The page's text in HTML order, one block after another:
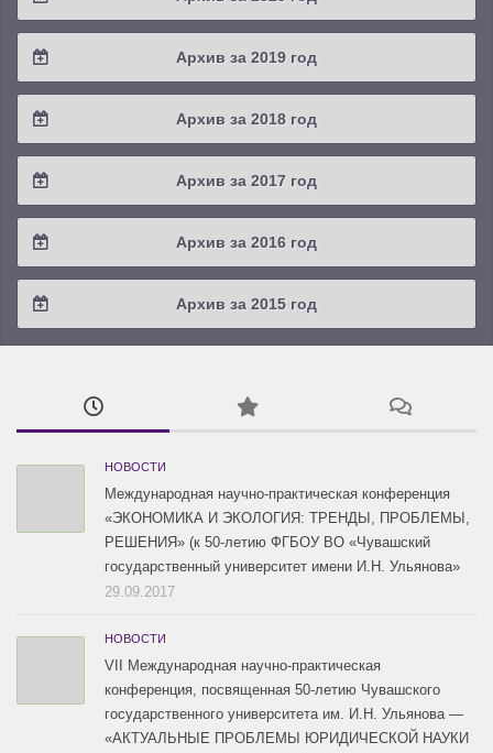
2022 / #1
2021 / #3
2021 / #1
2020 / #4
2020 / #3
2020 / #1
Архив за 2019 год
2019 / #4
2019 / #3
2019 / #1
Архив за 2018 год
2018 / #4
2018 / #3
2018 / #1
Архив за 2017 год
2017 / #4
2017 / #3
Архив за 2016 год
2016 / #4
2016 / #3
Архив за 2015 год
2015 / #3
2015 / #2
НОВОСТИ
Международная научно-практическая конференция
«ЭКОНОМИКА И ЭКОЛОГИЯ: ТРЕНДЫ, ПРОБЛЕМЫ,
РЕШЕНИЯ» (к 50-летию ФГБОУ ВО «Чувашский
государственный университет имени И.Н. Ульянова»
29.09.2017
НОВОСТИ
VII Международная научно-практическая
конференция, посвященная 50-летию Чувашского
государственного университета им. И.Н. Ульянова —
«АКТУАЛЬНЫЕ ПРОБЛЕМЫ ЮРИДИЧЕСКОЙ НАУКИ